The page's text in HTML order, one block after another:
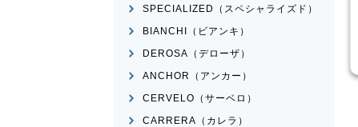
BRIDGESTONEANCHOR
RHM9 2011年頃モデル
買取価格 ¥
SPECIALIZED（スペシャライズド）
BIANCHI（ビアンキ）
DEROSA（デローザ）
ANCHOR（アンカー）
CERVELO（サーベロ）
CARRERA（カレラ）